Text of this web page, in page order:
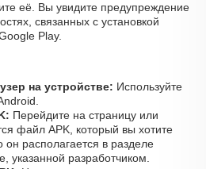
её. Вы увидите предупреждение
связанных с установкой
Play.
на устройстве: Используйте
Перейдите на страницу или
файл APK, который вы хотите
он располагается в разделе
указанной разработчиком.